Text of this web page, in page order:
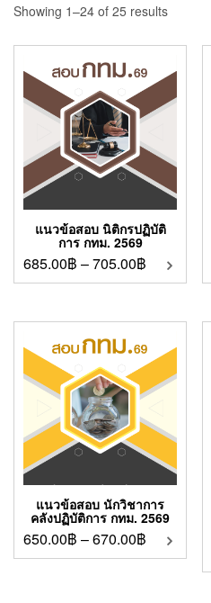
Showing 1–24 of 25 results
แนวข้อสอบ นิติกรปฏิบัติ
การ กทม. 2569
685.00฿ –705.00฿
แนวข้อสอบ นักวิชาการ
คลังปฏิบัติการ กทม. 2569
650.00฿ –670.00฿